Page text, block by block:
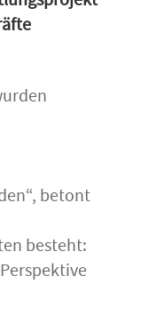
betont
besteht: